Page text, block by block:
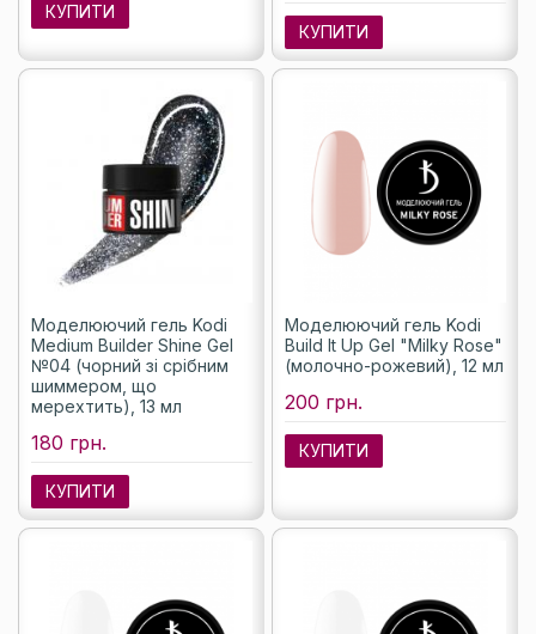
КУПИТИ
КУПИТИ
Моделюючий гель Kodi
Medium Builder Shine Gel
№04 (чорний зі срібним
шиммером, що
мерехтить), 13 мл
180 грн.
КУПИТИ
Моделюючий гель Kodi
Build It Up Gel "Milky Rose"
(молочно-рожевий), 12 мл
200 грн.
КУПИТИ